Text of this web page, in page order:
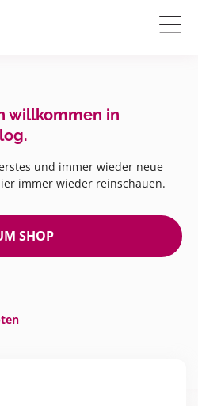
willkommen in
und immer wieder neue
immer wieder reinschauen.
SHOP